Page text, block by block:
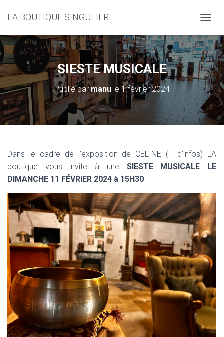
LA BOUTIQUE SINGULIERE
É
P
L
I
E
R
L
A
N
A
N
SIESTE MUSICALE
Publié parmanule 1 février 2024
Dans le cadre de l’exposition de CÉLINE ( +d’infos) LA
boutique vous invite à une SIESTE MUSICALE LE
DIMANCHE 11 FÉVRIER 2024 à 15H30